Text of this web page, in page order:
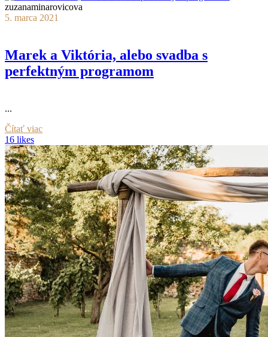
zuzanaminarovicova
5. marca 2021
Marek a Viktória, alebo svadba s
perfektným programom
...
Čítať viac
16 likes